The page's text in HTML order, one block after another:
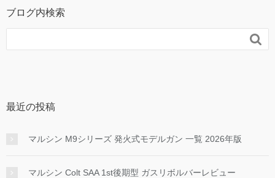
ブログ内検索

最近の投稿
マルシン M9シリーズ 発火式モデルガン 一覧 2026年版
マルシン Colt SAA 1st後期型 ガスリボルバーレビュー